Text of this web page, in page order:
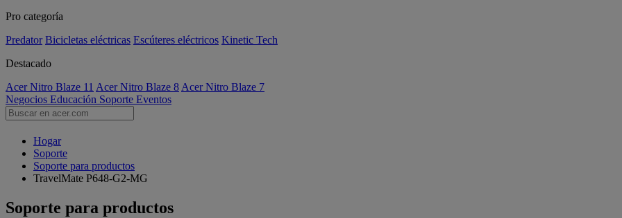
Pro categoría
Predator Bicicletas eléctricas Escúteres eléctricos Kinetic Tech
Destacado
Acer Nitro Blaze 11 Acer Nitro Blaze 8 Acer Nitro Blaze 7
Negocios Educación Soporte Eventos
Hogar
Soporte
Soporte para productos
TravelMate P648-G2-MG
Soporte para productos